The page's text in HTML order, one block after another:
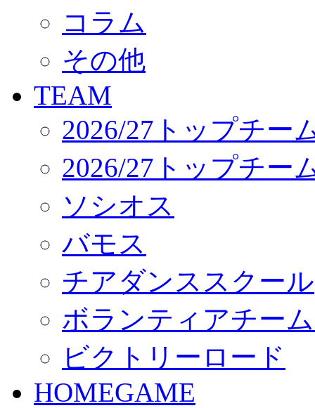
パートナー募集
クラブ理念
サステナビリティ
Web制作支援
応援プロジェクト
コラム
その他
TEAM
2026/27トップチー
2026/27トップチー
ソシオス
バモス
チアダンススクール
ボランティアチー
ビクトリーロード
HOMEGAME